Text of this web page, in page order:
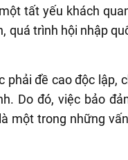
tất yếu khách
quá trình hội nhập
đề cao độc lập,
Do đó, việc bảo
một trong những